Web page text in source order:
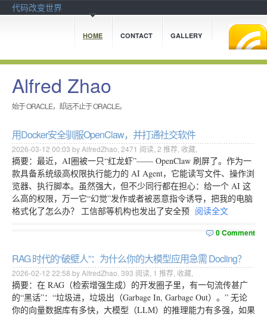
代码改变世界
HOME CONTACT GALLERY
Alfred Zhao
始于 ORACLE，却远不止于 ORACLE。
用Docker安全驯服OpenClaw，并打通社交软件
2026-03-12 00:03 by AlfredZhao, 2471 阅读, 2 推荐, 收藏
摘要：最近，AI圈被一只“红龙虾”—— OpenClaw 刷屏了。作为一
款具备系统级高权限执行能力的 AI Agent，它能读写文件、操作浏
览器、执行脚本。虽然强大，但不少同行都在担心：给一个 AI 这
么高的权限，万一它“幻觉”发作或者被恶意指令诱导，把我的电脑
格式化了怎么办？ 工信部等机构也发出了安全预 阅读全文
0 Comment
RAG 时代的“破壁人”：为什么你的大模型应用急需 Docling？
2026-02-12 22:58 by AlfredZhao, 393 阅读, 1 推荐, 收藏
摘要：在 RAG（检索增强生成）的开发圈子里，有一句流传甚广
的“黑话”：“垃圾进，垃圾出（Garbage In, Garbage Out）。” 无论
你的向量数据库有多快，大模型（LLM）的推理能力有多强，如果